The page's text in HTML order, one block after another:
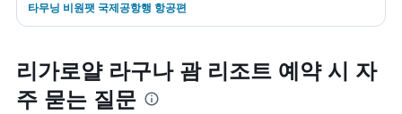
타무닝 비원팻 국제공항행 항공편
리가로얄 라구나 괌 리조트 예약 시 자
주 묻는 질문